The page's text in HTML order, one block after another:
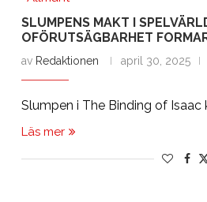
SLUMPENS MAKT I
OFÖRUTSÄGBARHET
av Redaktionen april 30, 2025
Slumpen i The Binding of
Läs mer